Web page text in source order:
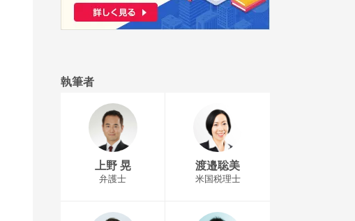
執筆者
上野 晃
弁護士
渡邉聡美
米国税理士